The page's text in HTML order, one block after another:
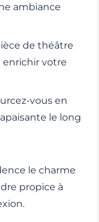
ambiance
de théâtre
enrichir votre
vous en
le long
le charme
propice à